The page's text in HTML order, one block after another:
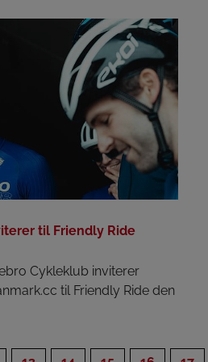
til Friendly Ride
Cykleklub inviterer
til Friendly Ride den